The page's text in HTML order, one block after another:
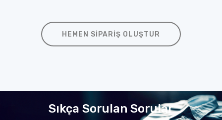
HEMEN SIPARIŞ OLUŞTUR
Sıkça Sorulan Sorular